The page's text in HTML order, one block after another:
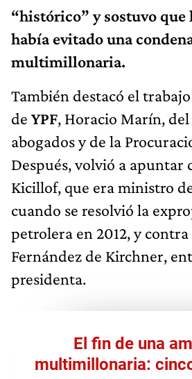
“histórico” y sostuvo que
había evitado una
multimillonaria.
También destacó el
de YPF, Horacio Marín,
abogados y de la
Después, volvió a apuntar
Kicillof, que era ministro
cuando se resolvió la
petrolera en 2012, y
Fernández de Kirchner,
presidenta.
El fin de una
multimillonaria: